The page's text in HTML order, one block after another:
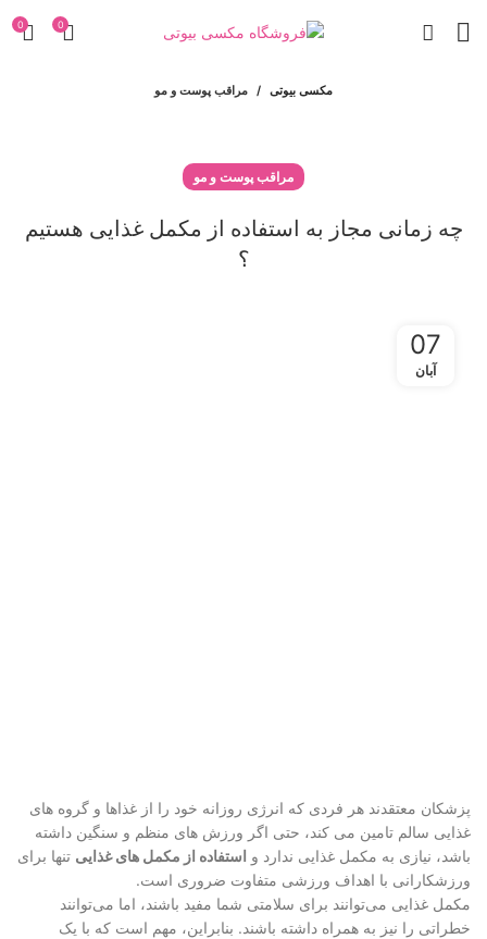
0
0
مکسی بیوتی مراقب پوست و مو
مراقب پوست و مو
چه زمانی مجاز به استفاده از مکمل غذایی هستیم
؟
07
آبان
پزشکان معتقدند هر فردی که انرژی روزانه خود را از غذاها و گروه های
غذایی سالم تامین می کند، حتی اگر ورزش های منظم و سنگین داشته
باشد، نیازی به مکمل غذایی ندارد و استفاده از مکمل های غذایی تنها برای
ورزشکارانی با اهداف ورزشی متفاوت ضروری است.
مکمل‌ غذایی می‌توانند برای سلامتی شما مفید باشند، اما می‌توانند
خطراتی را نیز به همراه داشته باشند. بنابراین، مهم است که با یک